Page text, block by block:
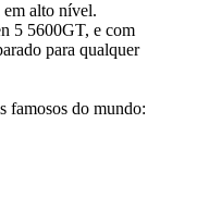
em alto nível.
5 5600GT, e com
para qualquer
famosos do mundo: